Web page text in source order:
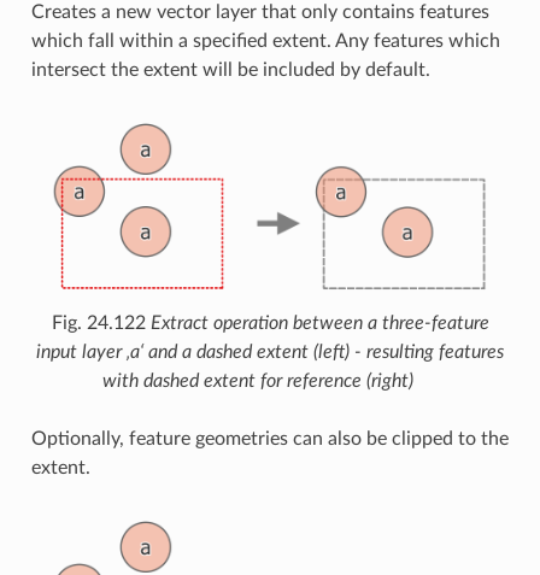
Creates a new vector layer that only contains features
which fall within a specified extent. Any features which
intersect the extent will be included by default.
Fig. 24.122 Extract operation between a three-feature
input layer ‚a‘ and a dashed extent (left) - resulting features
with dashed extent for reference (right)
Optionally, feature geometries can also be clipped to the
extent.